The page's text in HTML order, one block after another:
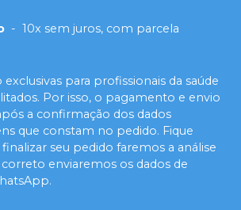
- 10x sem juros, com parcela
exclusivas para profissionais da saúde
Por isso, o pagamento e envio
a confirmação dos dados
que constam no pedido. Fique
seu pedido faremos a análise
enviaremos os dados de